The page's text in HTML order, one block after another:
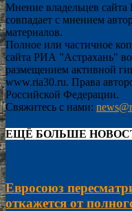
Мнение владельцев
совпадает с мнением
материалов.
Полное или частичное
сайта РИА "Астрахань"
размещением активной
www.ria30.ru. Права
Российской Федерации.
Свяжитесь с нами:
ЕЩЁ БОЛЬШЕ
Евросоюз
откажется от